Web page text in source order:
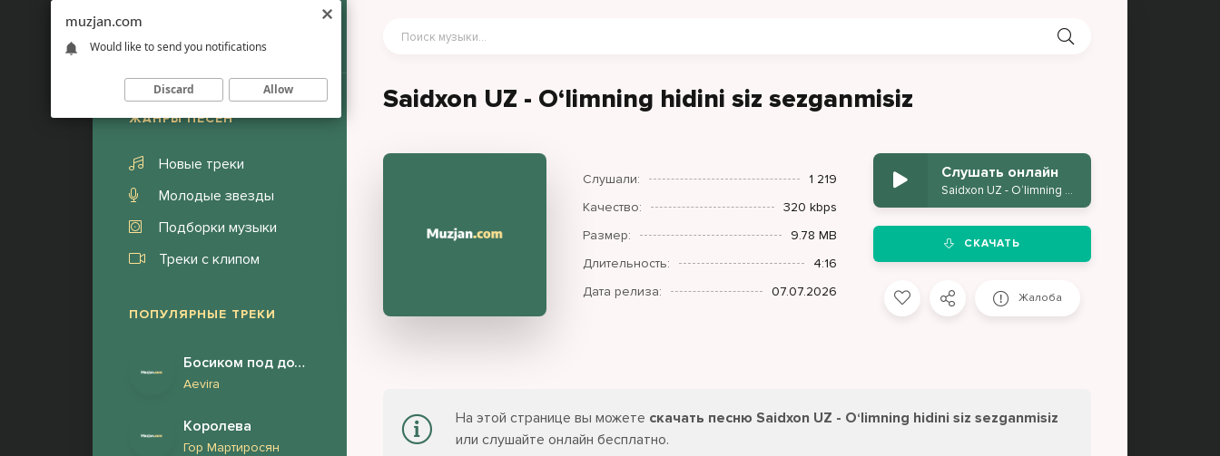
ЖАНРЫ ПЕСЕН
Новые треки
Молодые звезды
Подборки музыки
Треки с клипом
ПОПУЛЯРНЫЕ ТРЕКИ
Босиком под дождём я бегу за тобой
Aevira
Королева
Гор Мартиросян
Saidxon UZ - O‘limning hidini siz sezganmisiz
Слушали:
1 219
Качество:
320 kbps
Размер:
9.78 MB
Длительность:
4:16
Дата релиза:
07.07.2026
Слушать онлайн
Saidxon UZ - O‘limning hidini siz sezganmisiz
СКАЧАТЬ
Жалоба
На этой странице вы можете скачать песню Saidxon UZ - O‘limning hidini siz sezganmisiz
или слушайте онлайн бесплатно.
muzjan.com
Would like to send you notifications
Discard Allow